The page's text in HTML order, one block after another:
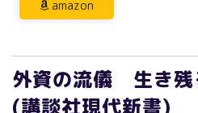
(講談社現代新書)